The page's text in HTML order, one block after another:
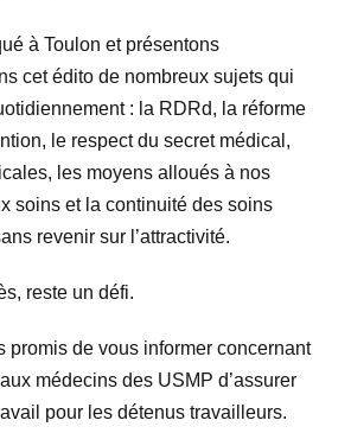
à Toulon et présentons
cet édito de nombreux sujets qui
: la RDRd, la réforme
le respect du secret médical,
les moyens alloués à nos
soins et la continuité des soins
revenir sur l’attractivité.
reste un défi.
promis de vous informer concernant
médecins des USMP d’assurer
pour les détenus travailleurs.